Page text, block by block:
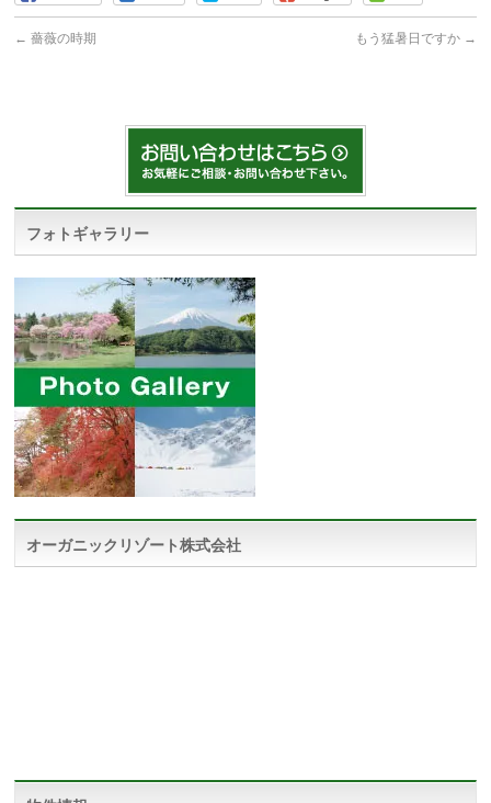
← 薔薇の時期 もう猛暑日ですか →
フォトギャラリー
オーガニックリゾート株式会社